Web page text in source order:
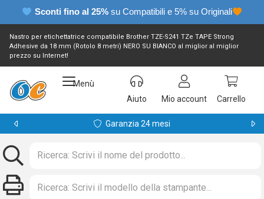
Sconti fino al 25% su Compatibili e 5% su Originali
Nastro per etichettatrice compatibile Brother TZE-S241 TZe TAPE Strong
Adhesive da 18 mm (Rotolo 8 metri) NERO SU BIANCO al miglior al miglior
prezzo su Internet!
Menù
Aiuto
Mio account Carrello
Garanzia 24 mesi